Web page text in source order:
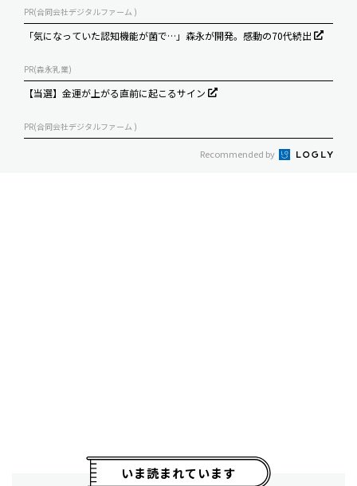
PR(合同会社デジタルファーム )
「気になっていた認知機能が菌で…」森永が開発。感動の70代続出
PR(森永乳業)
【当選】金運が上がる直前に起こるサイン
PR(合同会社デジタルファーム )
Recommended by
いま読まれています